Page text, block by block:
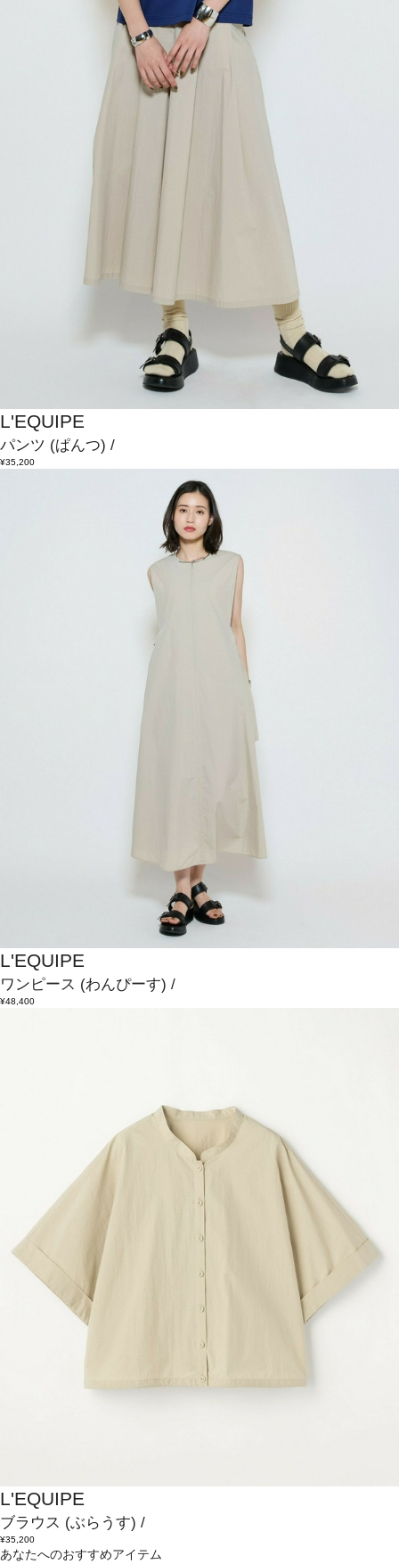
L'EQUIPE
パンツ (ぱんつ) /
¥35,200
L'EQUIPE
ワンピース (わんぴーす) /
¥48,400
L'EQUIPE
ブラウス (ぶらうす) /
¥35,200
あなたへのおすすめアイテム